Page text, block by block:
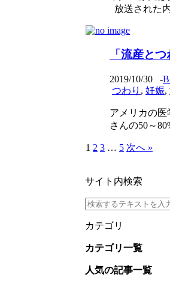
放送された
「流産と
2019/10/30 -
つわり , 妊娠,
アメリカの医
さんの50～
1 2 3 … 5 次へ »
サイト内検索
カテゴリ
カテゴリ一覧
人気の記事一覧